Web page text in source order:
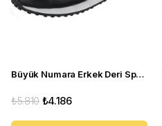
Büyük Numara Erkek Deri Spor Ayakkabı - KB77 siyah
₺4.186
₺5.810